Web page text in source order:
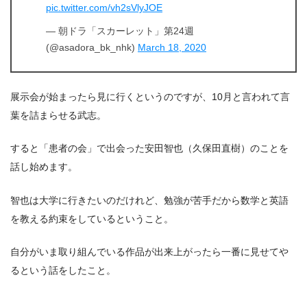
pic.twitter.com/vh2sVlyJOE
— 朝ドラ「スカーレット」第24週
(@asadora_bk_nhk) March 18, 2020
展示会が始まったら見に行くというのですが、10月と言われて言
葉を詰まらせる武志。
すると「患者の会」で出会った安田智也（久保田直樹）のことを
話し始めます。
智也は大学に行きたいのだけれど、勉強が苦手だから数学と英語
を教える約束をしているということ。
自分がいま取り組んでいる作品が出来上がったら一番に見せてや
るという話をしたこと。